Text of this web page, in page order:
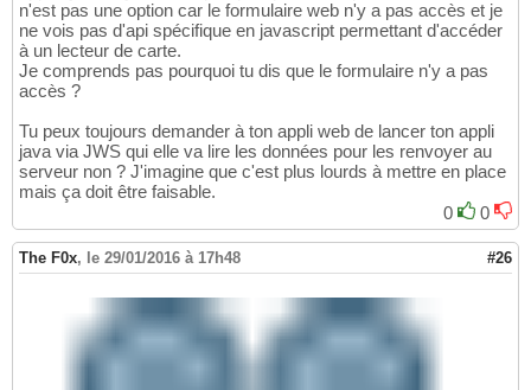
n'est pas une option car le formulaire web n'y a pas accès et je
ne vois pas d'api spécifique en javascript permettant d'accéder
à un lecteur de carte.
Je comprends pas pourquoi tu dis que le formulaire n'y a pas
accès ?
Tu peux toujours demander à ton appli web de lancer ton appli
java via JWS qui elle va lire les données pour les renvoyer au
serveur non ? J'imagine que c'est plus lourds à mettre en place
mais ça doit être faisable.
0
0
The F0x, le 29/01/2016 à 17h48 #26